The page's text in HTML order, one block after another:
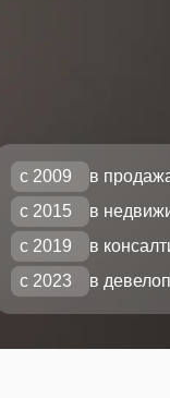
с 2009
в
с 2015
в
с 2019
в
с 2023
в